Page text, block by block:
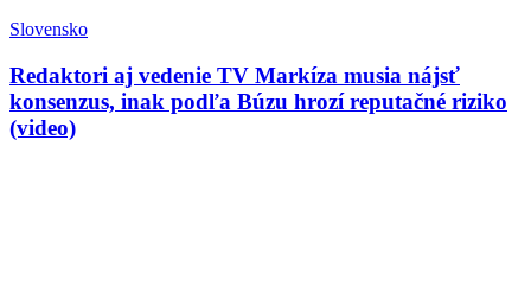
Slovensko
Redaktori aj vedenie TV Markíza musia nájsť
konsenzus, inak podľa Búzu hrozí reputačné riziko
(video)